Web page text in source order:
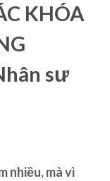
KHÓA
sư
nhiều, mà vì